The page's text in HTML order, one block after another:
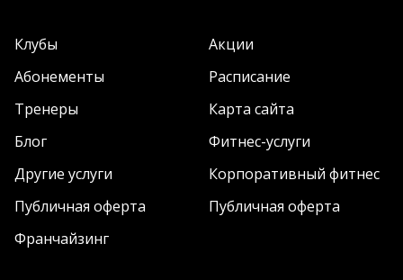
Клубы
Акции
Абонементы
Расписание
Тренеры
Карта сайта
Блог
Фитнес-услуги
Другие услуги
Корпоративный фитнес
Публичная оферта
Публичная оферта
Франчайзинг